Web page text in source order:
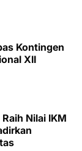
Kontingen
XII
Nilai IKM